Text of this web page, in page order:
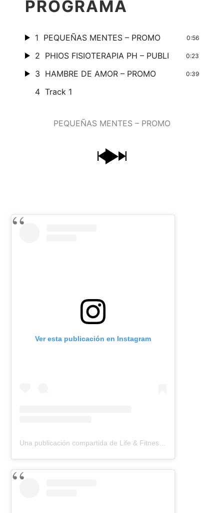
Ver esta publicación en Instagram
PROGRAMA
1 PEQUEÑAS MENTES – PROMO 0:56
2 PHIOS FISIOTERAPIA PH – PUBLI 0:23
3 HAMBRE DE AMOR – PROMO 0:39
4 Track 1
PEQUEÑAS MENTES – PROMO